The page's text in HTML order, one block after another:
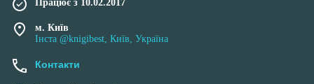
Працює з 10.02.2017
м. Київ
Інста @knigibest, Київ, Україна
Контакти